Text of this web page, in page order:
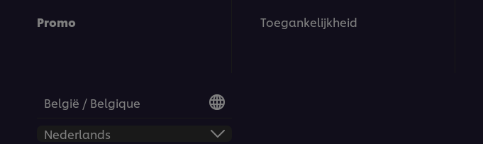
Promo
Toegankelijkheid
België / Belgique